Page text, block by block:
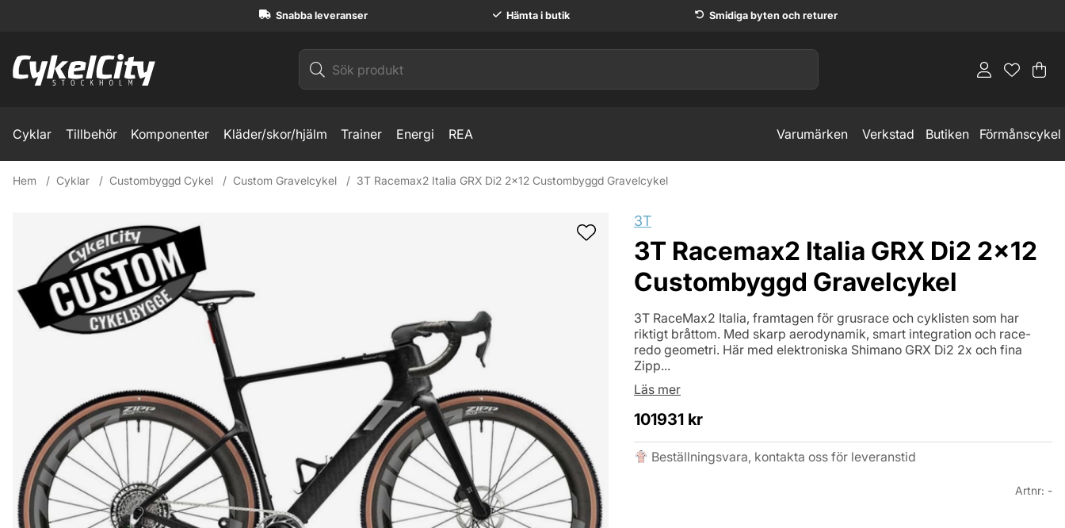
Snabba leveranser Hämta i butik Smidiga byten och returer
.
Cyklar Tillbehör Komponenter Kläder/skor/hjälm Trainer Energi REA Varumärken Verkstad Butiken Förmånscykel
Hem Cyklar Custombyggd Cykel Custom Gravelcykel 3T Racemax2 Italia GRX Di2 2x12 Custombyggd Gravelcykel
3T
3T Racemax2 Italia GRX Di2 2x12
Custombyggd Gravelcykel
3T RaceMax2 Italia, framtagen för grusrace och cyklisten som har
riktigt bråttom. Med skarp aerodynamik, smart integration och race-
redo geometri. Här med elektroniska Shimano GRX Di2 2x och fina
Zipp...
Läs mer
101931 kr
Beställningsvara, kontakta oss för leveranstid
Artnr: -